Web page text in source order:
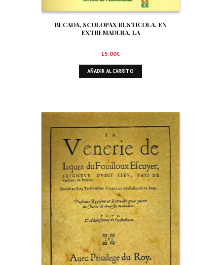
BECADA, SCOLOPAX RUSTICOLA. EN
EXTREMADURA, LA
15,00€
AÑADIR AL CARRITO